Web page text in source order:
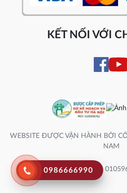
KẾT NỐI VỚI
WEBSITE ĐƯỢC VẬN HÀNH BỞI
NAM
Số ĐK:
0986666990